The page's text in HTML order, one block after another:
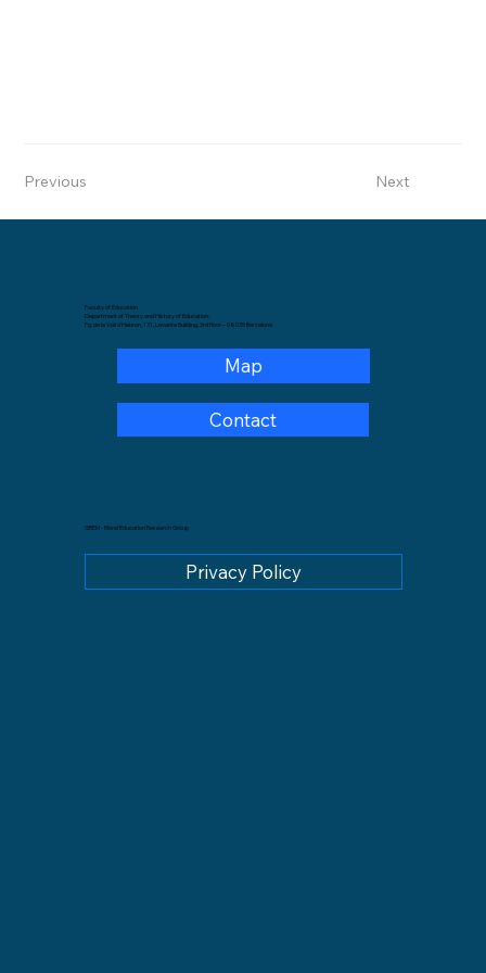
Previous Next
GREM - Moral Education Research Group
Privacy Policy
Faculty of Education
Department of Theory and History of Education.
Pg. de la Vall d'Hebron, 171, Levante Building, 3rd floor – 08035 Barcelona.
Map
Contact